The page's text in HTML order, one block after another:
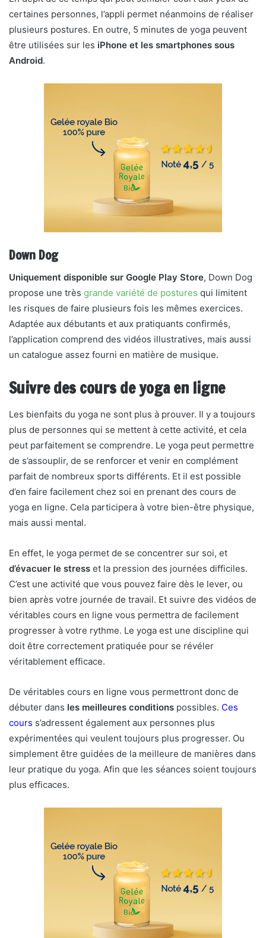
certaines personnes, l’appli permet néanmoins de réaliser
plusieurs postures. En outre, 5 minutes de yoga peuvent
être utilisées sur les iPhone et les smartphones sous
Android.
Down Dog
Uniquement disponible sur Google Play Store, Down Dog
propose une très grande variété de postures qui limitent
les risques de faire plusieurs fois les mêmes exercices.
Adaptée aux débutants et aux pratiquants confirmés,
l’application comprend des vidéos illustratives, mais aussi
un catalogue assez fourni en matière de musique.
Suivre des cours de yoga en ligne
Les bienfaits du yoga ne sont plus à prouver. Il y a toujours
plus de personnes qui se mettent à cette activité, et cela
peut parfaitement se comprendre. Le yoga peut permettre
de s’assouplir, de se renforcer et venir en complément
parfait de nombreux sports différents. Et il est possible
d’en faire facilement chez soi en prenant des cours de
yoga en ligne. Cela participera à votre bien-être physique,
mais aussi mental.
En effet, le yoga permet de se concentrer sur soi, et
d’évacuer le stress et la pression des journées difficiles.
C’est une activité que vous pouvez faire dès le lever, ou
bien après votre journée de travail. Et suivre des vidéos de
véritables cours en ligne vous permettra de facilement
progresser à votre rythme. Le yoga est une discipline qui
doit être correctement pratiquée pour se révéler
véritablement efficace.
De véritables cours en ligne vous permettront donc de
débuter dans les meilleures conditions possibles. Ces
cours s’adressent également aux personnes plus
expérimentées qui veulent toujours plus progresser. Ou
simplement être guidées de la meilleure de manières dans
leur pratique du yoga. Afin que les séances soient toujours
plus efficaces.